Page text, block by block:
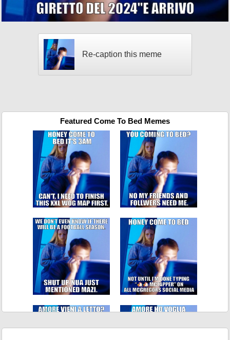
Re-caption this meme
Featured Come To Bed Memes